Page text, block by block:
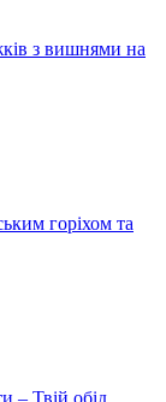
з вишнями на
горіхом та
– Твій обід